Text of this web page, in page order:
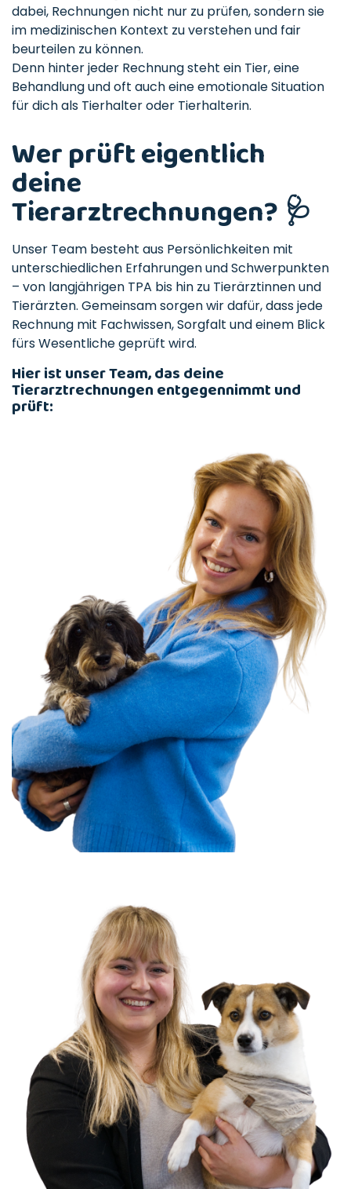
dabei, Rechnungen nicht nur zu prüfen, sondern sie
im medizinischen Kontext zu verstehen und fair
beurteilen zu können.
Denn hinter jeder Rechnung steht ein Tier, eine
Behandlung und oft auch eine emotionale Situation
für dich als Tierhalter oder Tierhalterin.
Wer prüft eigentlich
deine
Tierarztrechnungen? 🩺
Unser Team besteht aus Persönlichkeiten mit
unterschiedlichen Erfahrungen und Schwerpunkten
– von langjährigen TPA bis hin zu Tierärztinnen und
Tierärzten. Gemeinsam sorgen wir dafür, dass jede
Rechnung mit Fachwissen, Sorgfalt und einem Blick
fürs Wesentliche geprüft wird.
Hier ist unser Team, das deine
Tierarztrechnungen entgegennimmt und
prüft: